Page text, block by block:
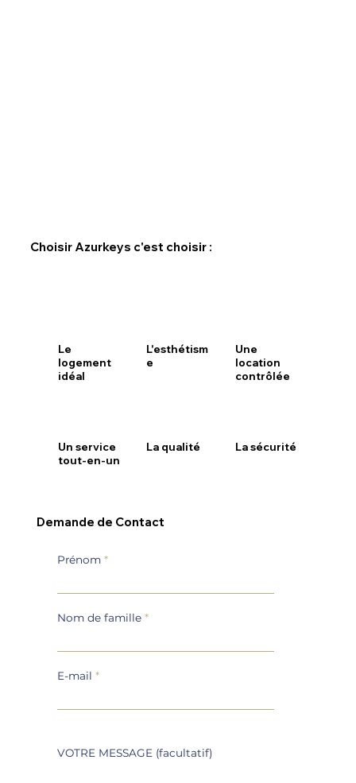
Choisir Azurkeys c'est choisir :
Le
logement
idéal
L'esthétism
e
Une
location
contrôlée
Un service
tout-en-un
La qualité La sécurité
Demande de Contact
Prénom
E-mail
VOTRE MESSAGE (facultatif)
Nom de famille